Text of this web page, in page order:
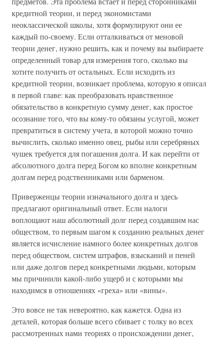
кредитной теории, и перед экономистами
неоклассической школы, хотя формулируют они ее
каждый по-своему. Если отталкиваться от меновой
теории денег, нужно решить, как и почему вы выбираете
определенный товар для измерения того, сколько вы
хотите получить от остальных. Если исходить из
кредитной теории, возникает проблема, которую я описал
в первой главе: как преобразовать нравственное
обязательство в конкретную сумму денег, как простое
осознание того, что вы кому-то обязаны услугой, может
превратиться в систему учета, в которой можно точно
вычислить, сколько именно овец, рыбы или серебряных
чушек требуется для погашения долга. И как перейти от
абсолютного долга перед Богом ко вполне конкретным
долгам перед родственниками или барменом.
Приверженцы теории изначального долга и здесь
предлагают оригинальный ответ. Если налоги
воплощают наш абсолютный долг перед создавшим нас
обществом, то первым шагом к созданию реальных денег
является исчисление намного более конкретных долгов
перед обществом, систем штрафов, взысканий и пеней
или даже долгов перед конкретными людьми, которым
мы причинили какой-либо ущерб и с которыми мы
находимся в отношениях «греха» или «вины».
Это вовсе не так невероятно, как кажется. Одна из
деталей, которая больше всего сбивает с толку во всех
рассмотренных нами теориях о происхождении денег,